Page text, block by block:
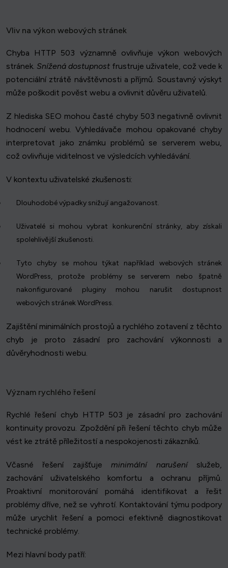
Vliv na výkon webových stránek
Chyba HTTP 503 významně ovlivňuje výkon webových
stránek. Snížená dostupnost frustruje uživatele, což vede k
potenciální ztrátě návštěvnosti a příjmů. Soustavný výskyt
může poškodit pověst webu a ovlivnit důvěru uživatelů.
Z hlediska SEO mohou časté chyby 503 negativně ovlivnit
hodnocení webu. Vyhledávače mohou opakované chyby
interpretovat jako známku problémů se serverem webu,
což ovlivňuje viditelnost ve výsledcích vyhledávání.
V kontextu uživatelské zkušenosti:
Dlouhodobé výpadky snižují angažovanost.
Uživatelé si mohou vybrat konkurenční stránky, aby získali
spolehlivější zkušenosti.
Tyto chyby se mohou týkat například webových stránek
WordPress, protože problémy se serverem nebo špatně
nakonfigurované pluginy mohou narušit dostupnost
webových stránek WordPress.
Zajištění minimálních prostojů a rychlého zotavení z těchto
chyb je proto zásadní pro zachování výkonnosti a
důvěryhodnosti webu.
Význam rychlého řešení
Rychlé řešení chyb HTTP 503 je zásadní pro zachování
kontinuity provozu. Zpoždění při řešení těchto chyb může
vést ke ztrátě příležitostí a nespokojenosti zákazníků.
Včasné řešení zajišťujeminimální narušeníslužeb,
zachování uživatelského komfortu a ochranu příjmů.
Proaktivní monitorování pomáhá identifikovat a řešit
problémy dříve, než se vyhrotí. Kontaktování týmu podpory
může urychlit řešení a pomoci efektivně diagnostikovat
technické problémy.
Mezi hlavní body patří: